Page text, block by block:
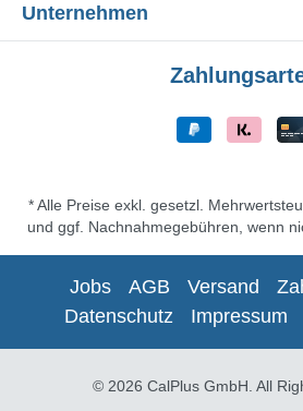
Unternehmen
* Alle Preise exkl. gesetzl.
und ggf. Nachnahmegebühren, wenn
Jobs AGB Versand
Datenschutz
Impressum
© 2026 CalPlus GmbH. All